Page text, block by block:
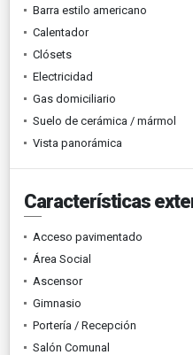
Barra estilo americano
Calentador
Clósets
Electricidad
Gas domiciliario
Suelo de cerámica / mármol
Vista panorámica
Características
Acceso pavimentado
Área Social
Ascensor
Gimnasio
Portería / Recepción
Salón Comunal